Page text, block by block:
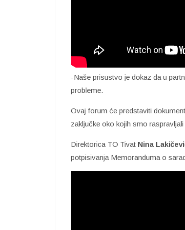
-Naše prisustvo je dokaz da u
probleme.
Ovaj forum će predstaviti
zaključke oko kojih smo
Direktorica TO Tivat Nina
potpisivanja Memoranduma o